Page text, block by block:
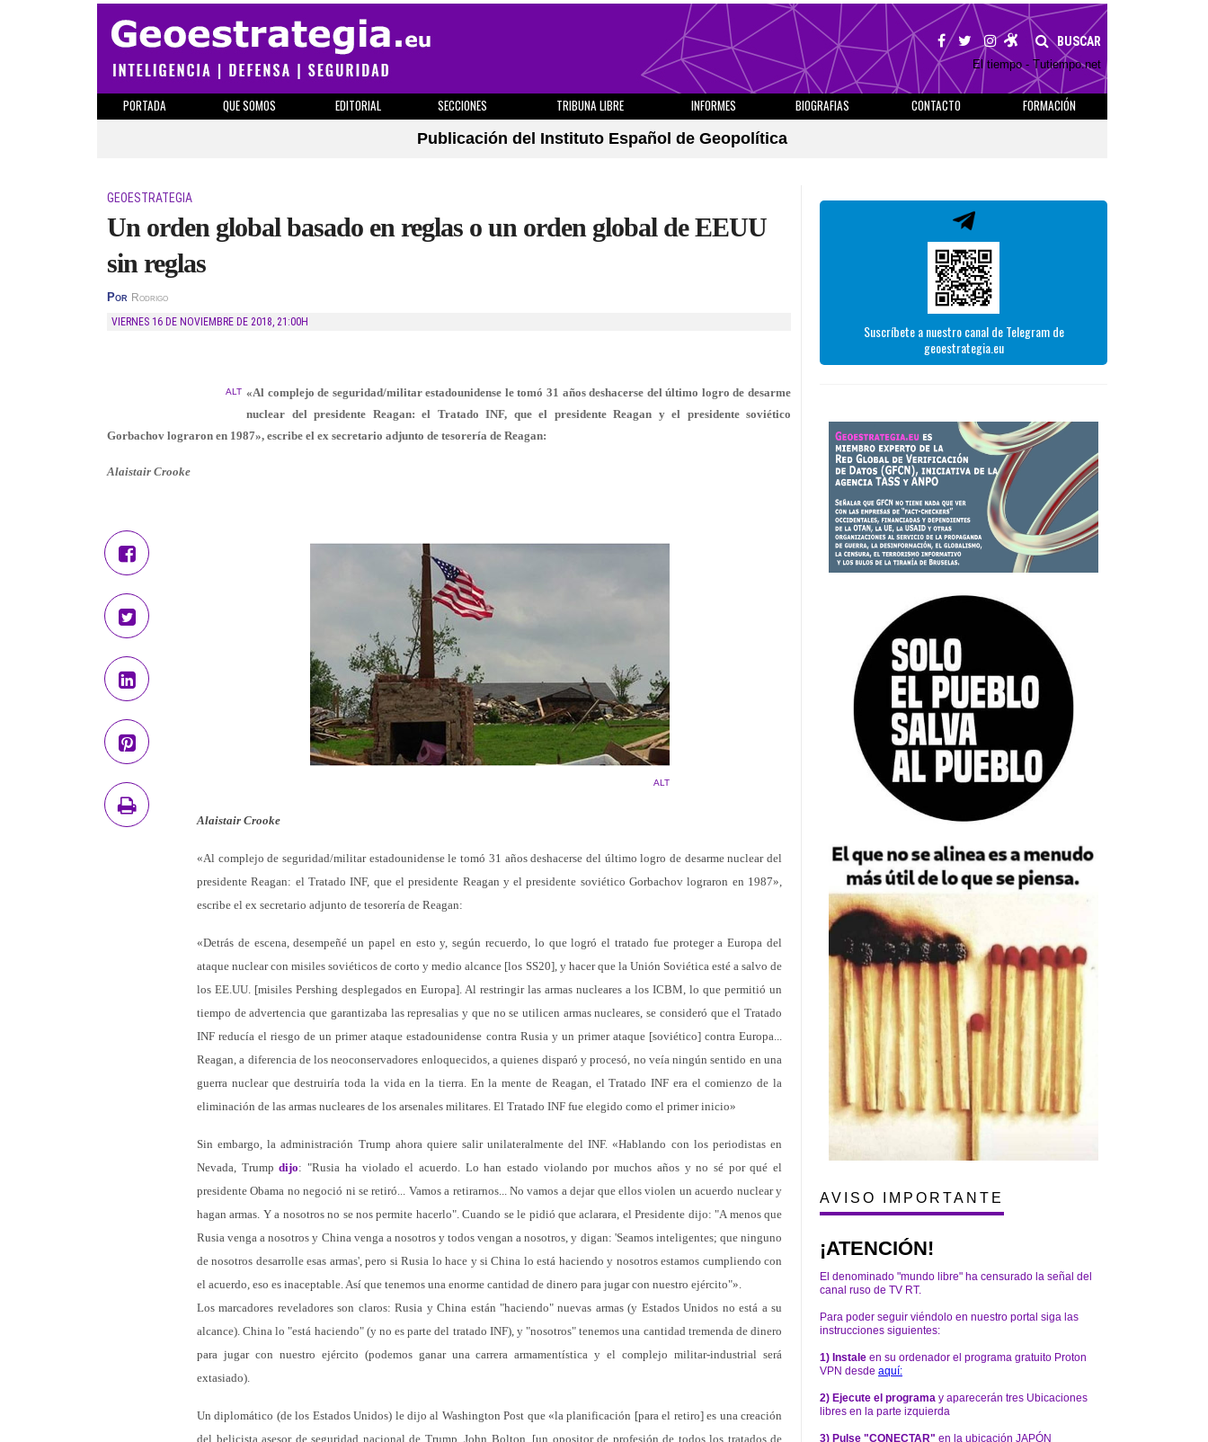
BUSCAR
El tiempo - Tutiempo.net
PORTADA QUE SOMOS EDITORIAL SECCIONES TRIBUNA LIBRE INFORMES BIOGRAFIAS CONTACTO
FORMACIÓN
Publicación del Instituto Español de Geopolítica
GEOESTRATEGIA
Un orden global basado en reglas o un orden global de EEUU
sin reglas
Por Rodrigo
VIERNES 16 DE NOVIEMBRE DE 2018, 21:00H
ALT «Al complejo de seguridad/militar estadounidense le tomó 31 años deshacerse del último logro de desarme
nuclear del presidente Reagan: el Tratado INF, que el presidente Reagan y el presidente soviético
Gorbachov lograron en 1987», escribe el ex secretario adjunto de tesorería de Reagan:
Alaistair Crooke
ALT
Alaistair Crooke
«Al complejo de seguridad/militar estadounidense le tomó 31 años deshacerse del último logro de desarme nuclear del
presidente Reagan: el Tratado INF, que el presidente Reagan y el presidente soviético Gorbachov lograron en 1987»,
escribe el ex secretario adjunto de tesorería de Reagan:
«Detrás de escena, desempeñé un papel en esto y, según recuerdo, lo que logró el tratado fue proteger a Europa del
ataque nuclear con misiles soviéticos de corto y medio alcance [los SS20], y hacer que la Unión Soviética esté a salvo de
los EE.UU. [misiles Pershing desplegados en Europa]. Al restringir las armas nucleares a los ICBM, lo que permitió un
tiempo de advertencia que garantizaba las represalias y que no se utilicen armas nucleares, se consideró que el Tratado
INF reducía el riesgo de un primer ataque estadounidense contra Rusia y un primer ataque [soviético] contra Europa...
Reagan, a diferencia de los neoconservadores enloquecidos, a quienes disparó y procesó, no veía ningún sentido en una
guerra nuclear que destruiría toda la vida en la tierra. En la mente de Reagan, el Tratado INF era el comienzo de la
eliminación de las armas nucleares de los arsenales militares. El Tratado INF fue elegido como el primer inicio»
Sin embargo, la administración Trump ahora quiere salir unilateralmente del INF. «Hablando con los periodistas en
Nevada, Trumpdijo: "Rusia ha violado el acuerdo. Lo han estado violando por muchos años y no sé por qué el
presidente Obama no negoció ni se retiró... Vamos a retirarnos... No vamos a dejar que ellos violen un acuerdo nuclear y
hagan armas. Y a nosotros no se nos permite hacerlo". Cuando se le pidió que aclarara, el Presidente dijo: "A menos que
Rusia venga a nosotros y China venga a nosotros y todos vengan a nosotros, y digan: 'Seamos inteligentes; que ninguno
de nosotros desarrolle esas armas', pero si Rusia lo hace y si China lo está haciendo y nosotros estamos cumpliendo con
el acuerdo, eso es inaceptable. Así que tenemos una enorme cantidad de dinero para jugar con nuestro ejército"».
Los marcadores reveladores son claros: Rusia y China están "haciendo" nuevas armas (y Estados Unidos no está a su
alcance). China lo "está haciendo" (y no es parte del tratado INF), y "nosotros" tenemos una cantidad tremenda de dinero
para jugar con nuestro ejército (podemos ganar una carrera armamentística y el complejo militar-industrial será
extasiado).
Un diplomático (de los Estados Unidos) le dijo al Washington Post que «la planificación [para el retiro] es una creación
del belicista asesor de seguridad nacional de Trump, John Bolton, [un opositor de profesión de todos los tratados de
Suscríbete a nuestro canal de Telegram de
geoestrategia.eu
AVISO IMPORTANTE
¡ATENCIÓN!
El denominado "mundo libre" ha censurado la señal del
canal ruso de TV RT.
Para poder seguir viéndolo en nuestro portal siga las
instrucciones siguientes:
1) Instale en su ordenador el programa gratuito Proton
VPN desde aquí:
2) Ejecute el programa y aparecerán tres Ubicaciones
libres en la parte izquierda
3) Pulse "CONECTAR" en la ubicación JAPÓN